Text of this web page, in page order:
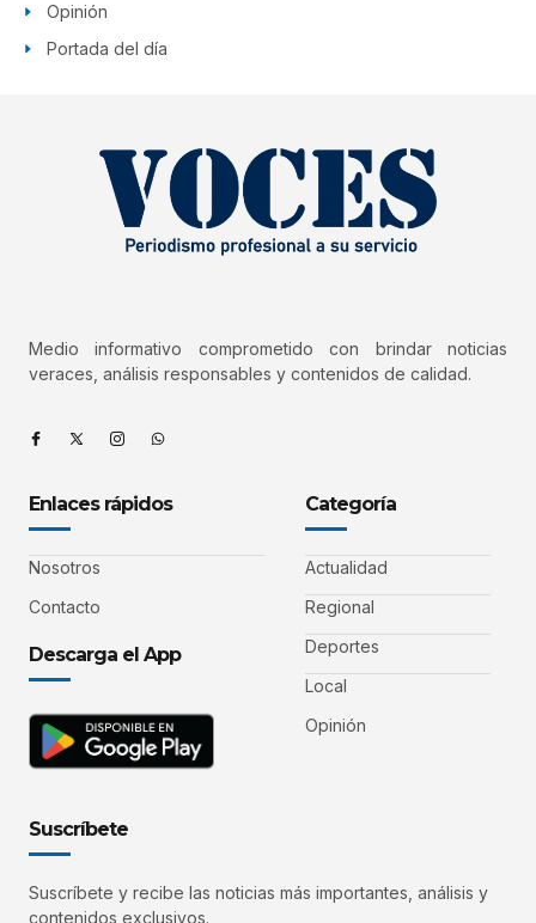
Opinión
Portada del día
Medio informativo comprometido con brindar noticias
veraces, análisis responsables y contenidos de calidad.
Enlaces rápidos
Nosotros
Contacto
Descarga el App
Categoría
Actualidad
Regional
Deportes
Local
Opinión
Suscríbete
Suscríbete y recibe las noticias más importantes, análisis y
contenidos exclusivos.